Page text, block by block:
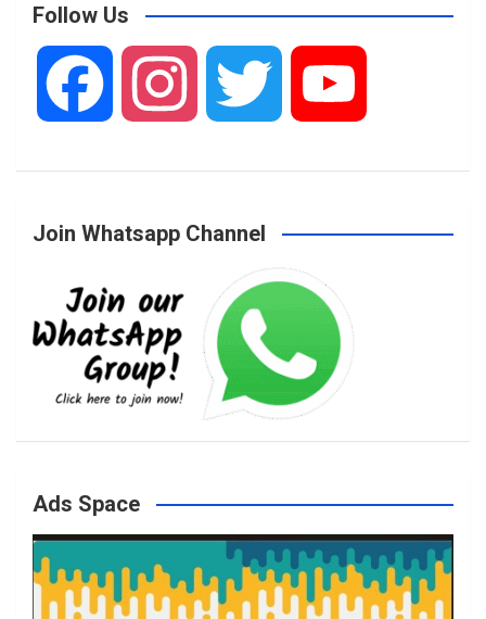
c
Follow Us
c
e
b
o
s
r
i
r
u
e
Join Whatsapp Channel
Ads Space